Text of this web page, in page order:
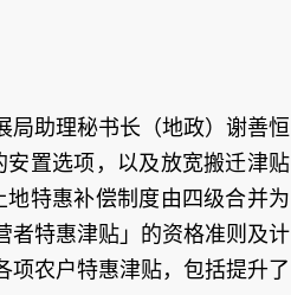
局助理秘书长（地政）谢善恒
置选项，以及放宽搬迁津贴
特惠补偿制度由四级合并为
者特惠津贴」的资格准则及计
项农户特惠津贴，包括提升了